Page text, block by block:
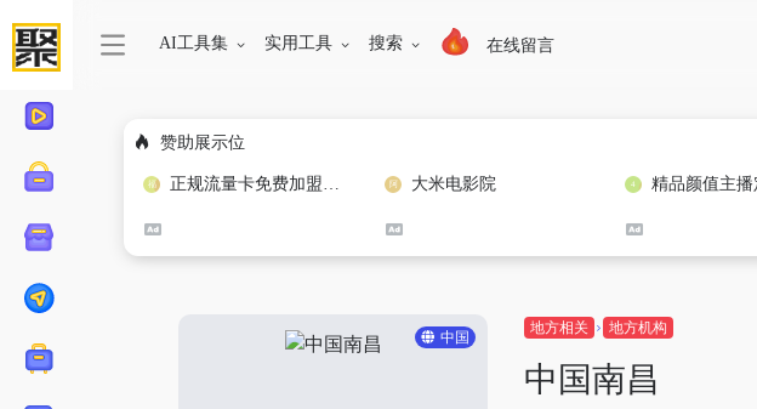
AI工具集 实用工具 搜索 在线留言
赞助展示位
正规流量卡免费加盟合作 大米电影院 精品颜值主播
中国
地方相关 地方机构
中国南昌